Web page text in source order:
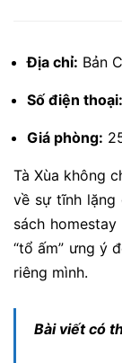
Địa chỉ: Bản
Số điện thoại:
Giá phòng:
Tà Xùa không
về sự tĩnh lặng
sách
“tổ ấm” ưng ý
riêng mình.
Bài viết có